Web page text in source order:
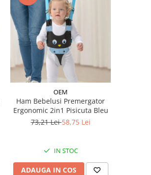
OEM
Ham Bebelusi Premergator
Ergonomic 2in1 Pisicuta Bleu
73,21 Lei58,75 Lei
IN STOC
ADAUGA IN COS